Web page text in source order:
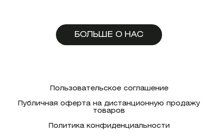
БОЛЬШЕ О НАС
Пользовательское соглашение
Публичная оферта на дистанционную продажу
товаров
Политика конфиденциальности